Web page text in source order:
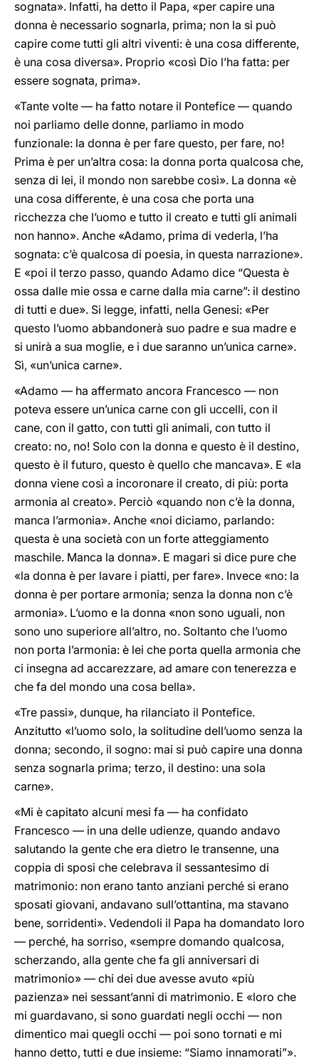
sognata». Infatti, ha detto il Papa, «per capire una
donna è necessario sognarla, prima; non la si può
capire come tutti gli altri viventi: è una cosa differente,
è una cosa diversa». Proprio «così Dio l’ha fatta: per
essere sognata, prima».
«Tante volte — ha fatto notare il Pontefice — quando
noi parliamo delle donne, parliamo in modo
funzionale: la donna è per fare questo, per fare, no!
Prima è per un’altra cosa: la donna porta qualcosa che,
senza di lei, il mondo non sarebbe così». La donna «è
una cosa differente, è una cosa che porta una
ricchezza che l’uomo e tutto il creato e tutti gli animali
non hanno». Anche «Adamo, prima di vederla, l’ha
sognata: c’è qualcosa di poesia, in questa narrazione».
E «poi il terzo passo, quando Adamo dice “Questa è
ossa dalle mie ossa e carne dalla mia carne”: il destino
di tutti e due». Si legge, infatti, nella Genesi: «Per
questo l’uomo abbandonerà suo padre e sua madre e
si unirà a sua moglie, e i due saranno un’unica carne».
Sì, «un’unica carne».
«Adamo — ha affermato ancora Francesco — non
poteva essere un’unica carne con gli uccelli, con il
cane, con il gatto, con tutti gli animali, con tutto il
creato: no, no! Solo con la donna e questo è il destino,
questo è il futuro, questo è quello che mancava». E «la
donna viene così a incoronare il creato, di più: porta
armonia al creato». Perciò «quando non c’è la donna,
manca l’armonia». Anche «noi diciamo, parlando:
questa è una società con un forte atteggiamento
maschile. Manca la donna». E magari si dice pure che
«la donna è per lavare i piatti, per fare». Invece «no: la
donna è per portare armonia; senza la donna non c’è
armonia». L’uomo e la donna «non sono uguali, non
sono uno superiore all’altro, no. Soltanto che l’uomo
non porta l’armonia: è lei che porta quella armonia che
ci insegna ad accarezzare, ad amare con tenerezza e
che fa del mondo una cosa bella».
«Tre passi», dunque, ha rilanciato il Pontefice.
Anzitutto «l’uomo solo, la solitudine dell’uomo senza la
donna; secondo, il sogno: mai si può capire una donna
senza sognarla prima; terzo, il destino: una sola
carne».
«Mi è capitato alcuni mesi fa — ha confidato
Francesco — in una delle udienze, quando andavo
salutando la gente che era dietro le transenne, una
coppia di sposi che celebrava il sessantesimo di
matrimonio: non erano tanto anziani perché si erano
sposati giovani, andavano sull’ottantina, ma stavano
bene, sorridenti». Vedendoli il Papa ha domandato loro
— perché, ha sorriso, «sempre domando qualcosa,
scherzando, alla gente che fa gli anniversari di
matrimonio» — chi dei due avesse avuto «più
pazienza» nei sessant’anni di matrimonio. E «loro che
mi guardavano, si sono guardati negli occhi — non
dimentico mai quegli occhi — poi sono tornati e mi
hanno detto, tutti e due insieme: “Siamo innamorati”».